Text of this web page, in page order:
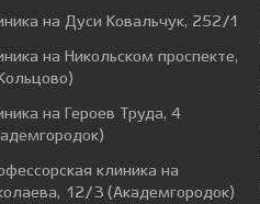
на Дуси Ковальчук, 252/1
на Никольском проспекте,
на Героев Труда, 4
клиника на
12/3 (Академгородок)